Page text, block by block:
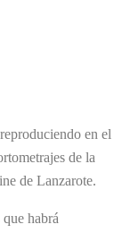
en el
de la
de Lanzarote.
habrá